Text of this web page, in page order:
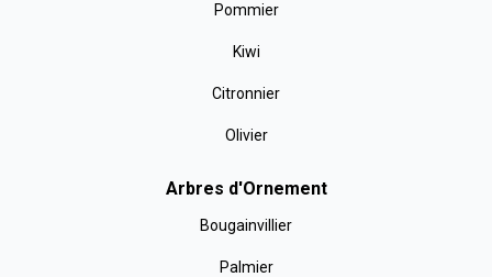
Pommier
Kiwi
Citronnier
Olivier
Arbres d'Ornement
Bougainvillier
Palmier